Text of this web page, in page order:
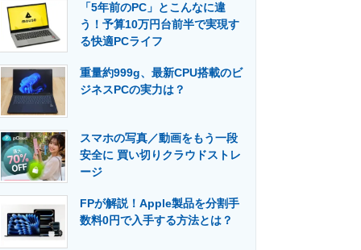
「5年前のPC」とこんなに違
う！予算10万円台前半で実現す
る快適PCライフ
重量約999g、最新CPU搭載のビ
ジネスPCの実力は？
スマホの写真／動画をもう一段
安全に 買い切りクラウドストレ
ージ
FPが解説！Apple製品を分割手
数料0円で入手する方法とは？